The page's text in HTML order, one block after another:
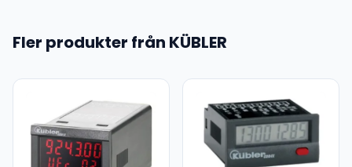
Fler produkter från KÜBLER